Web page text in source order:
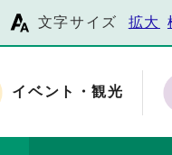
文字サイズ 拡大
イベント・観光